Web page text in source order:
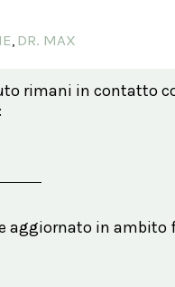
, DR. MAX
rimani in contatto
aggiornato in